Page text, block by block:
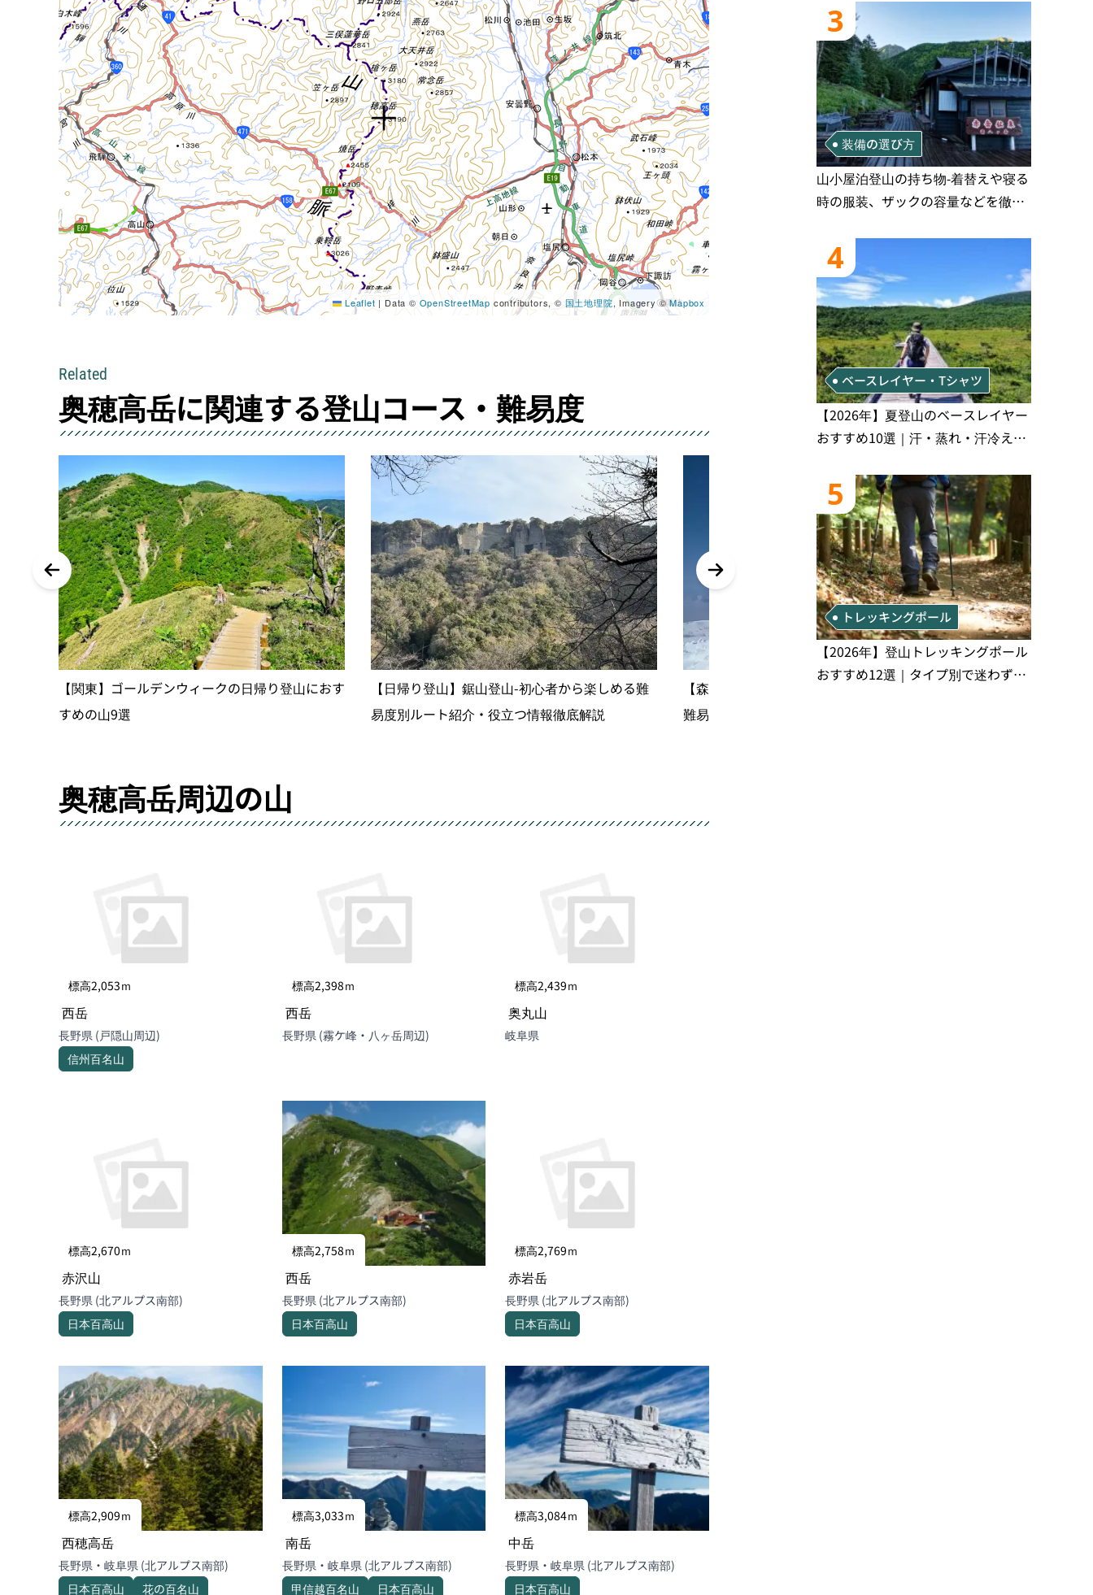
Leaflet | Data © OpenStreetMap contributors, © 国土地理院, Imagery ©Mapbox
Related
奥穂高岳に関連する登山コース・難易度
ルート紹介から探す
【関東】ゴールデンウィークの日帰り登山におす
すめの山9選
ルート紹介から探す
【日帰り登山】鋸山登山-初心者から楽しめる難
易度別ルート紹介・役立つ情報徹底解説
ルート紹介から探す
【森吉山】可憐な花々から冬のモンスターまで！
難易度別登山ルートと登山口アクセス・各種情報
ルート紹介
奥穂高岳周辺の山
標高2,053ｍ
西岳
長野県 (戸隠山周辺)
信州百名山
標高2,398ｍ
西岳
長野県 (霧ケ峰・八ヶ岳周辺)
標高2,439ｍ
奥丸山
岐阜県
標高2,670ｍ
赤沢山
長野県 (北アルプス南部)
日本百高山
標高2,758ｍ
西岳
長野県 (北アルプス南部)
日本百高山
標高2,769ｍ
赤岩岳
長野県 (北アルプス南部)
日本百高山
標高2,909ｍ
西穂高岳
長野県・岐阜県 (北アルプス南部)
日本百高山
花の百名山
標高3,033ｍ
南岳
長野県・岐阜県 (北アルプス南部)
甲信越百名山
日本百高山
標高3,084ｍ
中岳
長野県・岐阜県 (北アルプス南部)
日本百高山
3
装備の選び方
山小屋泊登山の持ち物‐着替えや寝る
時の服装、ザックの容量などを徹底
4
ベースレイヤー・Tシャツ
【2026年】夏登山のベースレイヤー
おすすめ10選｜汗・蒸れ・汗冷え対
5
トレッキングポール
【2026年】登山トレッキングポール
おすすめ12選｜タイプ別で迷わず選